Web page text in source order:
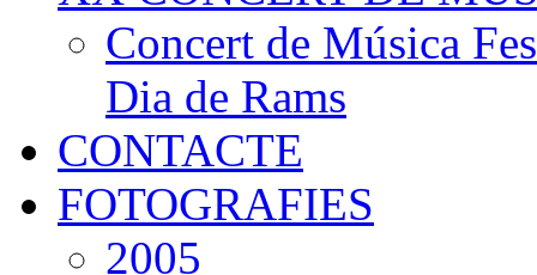
Concert de Música
Dia de Rams
CONTACTE
FOTOGRAFIES
2005